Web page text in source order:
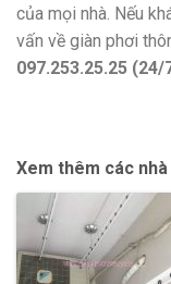
của mọi nhà. Nếu
vấn về giàn phơi
097.253.25.25 (24/
Xem thêm các